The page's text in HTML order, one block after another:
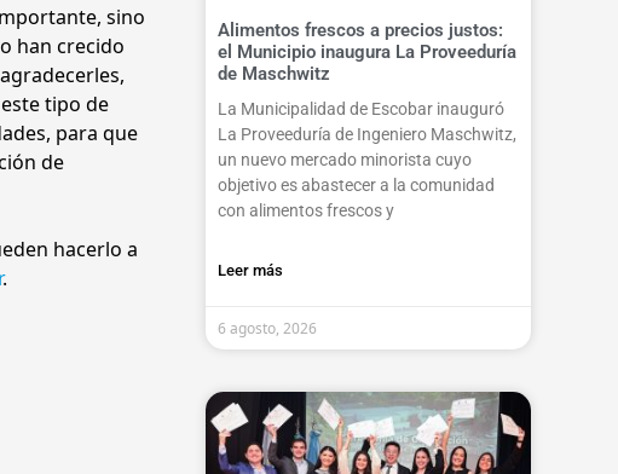
sino
han crecido
tipo de
para que
de
hacerlo a
.
Alimentos frescos a precios justos:
el Municipio inaugura La Proveeduría
de Maschwitz
La Municipalidad de Escobar inauguró
La Proveeduría de Ingeniero Maschwitz,
un nuevo mercado minorista cuyo
objetivo es abastecer a la comunidad
con alimentos frescos y
Leer más
6 agosto, 2026